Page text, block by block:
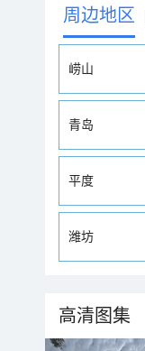
周边地区
崂山
青岛
平度
潍坊
高清图集